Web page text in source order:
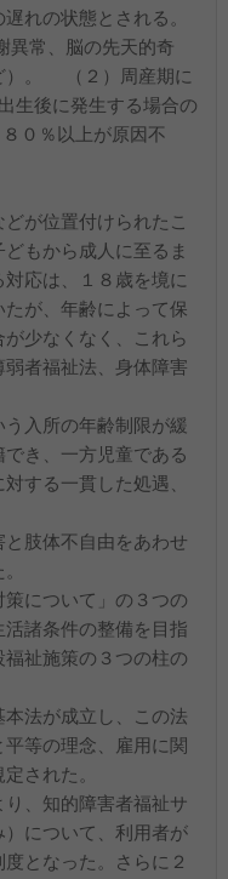
れの状態とされる。
常、脳の先天的奇
）。 （２）周産期に
後に発生する場合の
以上が原因不
が位置付けられたこ
もから成人に至るま
応は、１８歳を境に
が、年齢によって保
少なくなく、これら
者福祉法、身体障害
入所の年齢制限が緩
き、一方児童である
する一貫した処遇、
肢体不自由をあわせ
について」の３つの
諸条件の整備を目指
祉施策の３つの柱の
法が成立し、この法
等の理念、雇用に関
された。
、知的障害者福祉サ
について、利用者が
となった。さらに２